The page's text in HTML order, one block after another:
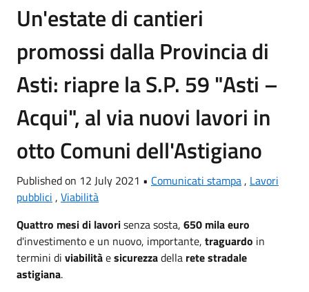
Un'estate di cantieri
promossi dalla Provincia di
Asti: riapre la S.P. 59 "Asti –
Acqui", al via nuovi lavori in
otto Comuni dell'Astigiano
Published on 12 July 2021 • Comunicati stampa , Lavori
pubblici , Viabilità
Quattro mesidi lavorisenza sosta, 650 mila euro
d'investimento e un nuovo, importante, traguardo in
termini di viabilitàesicurezzadella rete stradale
astigiana.